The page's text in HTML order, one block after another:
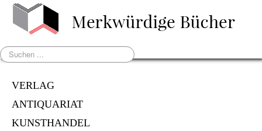
Suchen
...
VERLAG
ANTIQUARIAT
KUNSTHANDEL